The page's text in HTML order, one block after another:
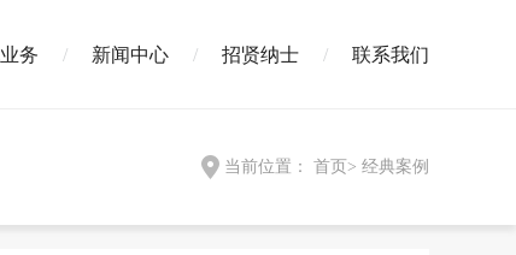
务 新闻中心 招贤纳士 联系我们
当前位置： 首页 > 经典案例